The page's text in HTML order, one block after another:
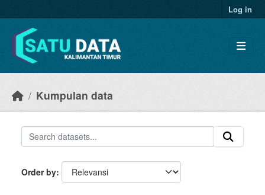
Log in
Kumpulan data
Order by